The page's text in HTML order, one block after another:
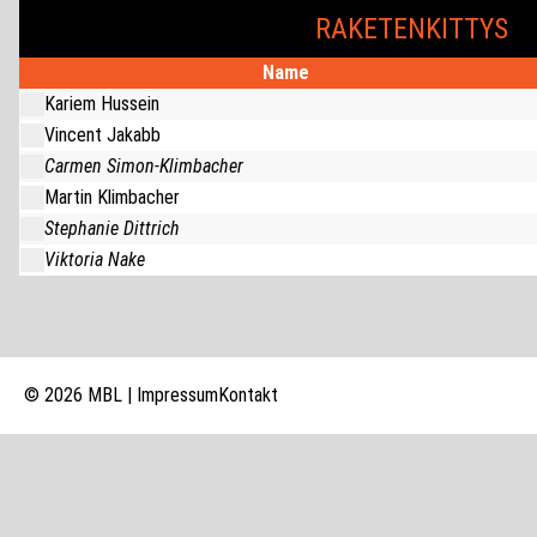
RAKETENKITTYS
Name
Kariem Hussein
Vincent Jakabb
Carmen Simon-Klimbacher
Martin Klimbacher
Stephanie Dittrich
Viktoria Nake
© 2026 MBL | ImpressumKontakt